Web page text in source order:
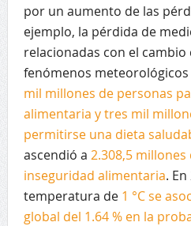
por un aumento de las
ejemplo, la pérdida de
relacionadas con el cambio
fenómenos meteorológicos
mil millones de personas
alimentaria y tres mil
permitirse una dieta
ascendió a 2.308,5
inseguridad alimentaria.
temperatura de 1 °C se
global del 1.64 % en la